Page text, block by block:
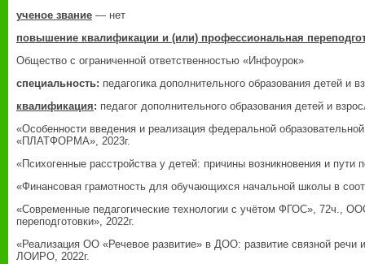
ученое звание — нет
повышение квалификации и (или) профессиональная
Общество с ограниченной ответственностью «Инфоурок»
специальность: педагогика дополнительного образования детей и
квалификация: педагог дополнительного образования детей и
«Особенности введения и реализация федеральной
«ПЛАТФОРМА», 2023г.
«Психогенные расстройства у детей: причины возникновения и
«Финансовая грамотность для обучающихся начальной школы в
«Современные педагогические технологии с учётом ФГОС», 72ч.,
переподготовки», 2022г.
«Реализация ОО «Речевое развитие» в ДОО: развитие связной речи
ЛОИРО, 2022г.